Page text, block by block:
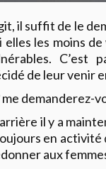
il suffit de le
elles les moins
C’est
de leur venir
demanderez-
il y a
en activité
aux